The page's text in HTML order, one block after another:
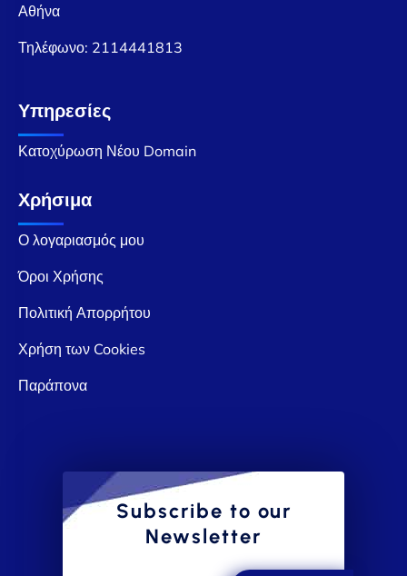
Αθήνα
Τηλέφωνο: 2114441813
Υπηρεσίες
Κατοχύρωση Νέου Domain
Χρήσιμα
Ο λογαριασμός μου
Όροι Χρήσης
Πολιτική Απορρήτου
Χρήση των Cookies
Παράπονα
Subscribe to our
Newsletter